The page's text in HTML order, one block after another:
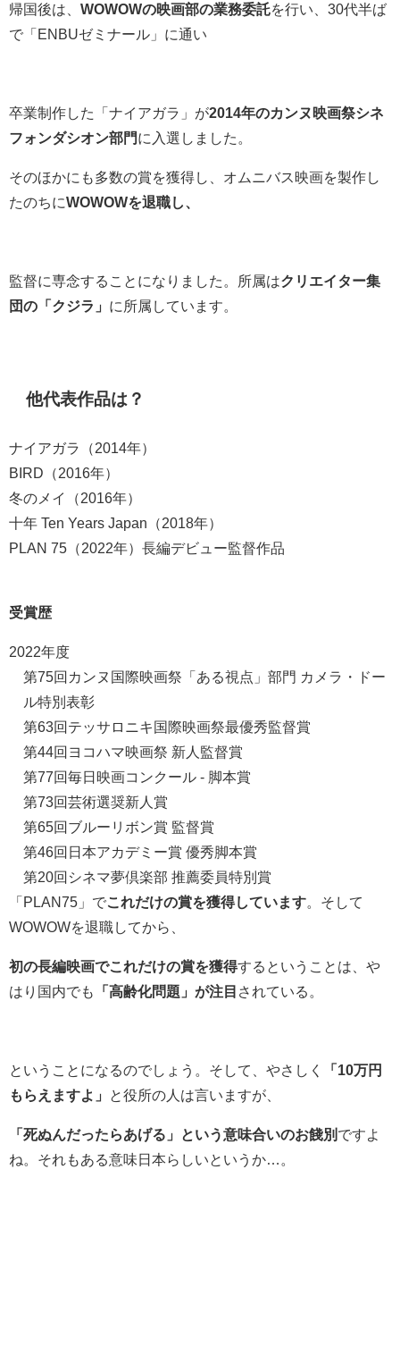
帰国後は、 WOWOWの映画部の業務委託を行い、30代半ば
で「ENBUゼミナール」に通い
卒業制作した「ナイアガラ」が2014年のカンヌ映画祭シネ
フォンダシオン部門に入選しました。
そのほかにも多数の賞を獲得し、オムニバス映画を製作し
たのちにWOWOWを退職し、
監督に専念することになりました。所属はクリエイター集
団の「クジラ」 に所属しています。
他代表作品は？
ナイアガラ（2014年）
BIRD（2016年）
冬のメイ（2016年）
十年 Ten Years Japan（2018年）
PLAN 75（2022年）長編デビュー監督作品
受賞歴
2022年度
第75回カンヌ国際映画祭「ある視点」部門 カメラ・ドー
ル特別表彰
第63回テッサロニキ国際映画祭最優秀監督賞
第44回ヨコハマ映画祭 新人監督賞
第77回毎日映画コンクール - 脚本賞
第73回芸術選奨新人賞
第65回ブルーリボン賞 監督賞
第46回日本アカデミー賞 優秀脚本賞
第20回シネマ夢倶楽部 推薦委員特別賞
「PLAN75」でこれだけの賞を獲得しています。そして
WOWOWを退職してから、
初の長編映画でこれだけの賞を獲得するということは、や
はり国内でも
「高齢化問題」が注目 されている。
ということになるのでしょう。そして、やさしく
「10万円
もらえますよ」
と役所の人は言いますが、
「死ぬんだったらあげる」という意味合いのお餞別 ですよ
ね。それもある意味日本らしいというか…。